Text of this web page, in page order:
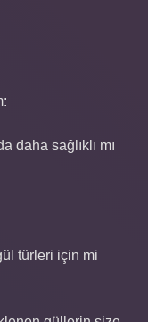
daha sağlıklı mı
türleri için mi